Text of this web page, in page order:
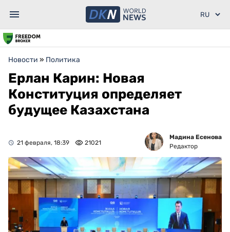
Новости » Политика
Ерлан Карин: Новая
Конституция определяет
будущее Казахстана
21 февраля, 18:39 21021
Мадина Есенова
Редактор